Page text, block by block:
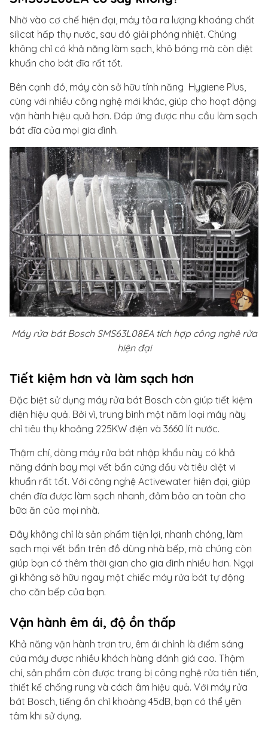
Nhờ vào cơ chế hiện đại, máy tỏa ra lượng khoáng chất
silicat hấp thụ nước, sau đó giải phóng nhiệt. Chúng
không chỉ có khả năng làm sạch, khô bóng mà còn diệt
khuẩn cho bát đĩa rất tốt.
Bên cạnh đó, máy còn sở hữu tính năng Hygiene Plus,
cùng với nhiều công nghệ mới khác, giúp cho hoạt động
vận hành hiệu quả hơn. Đáp ứng được nhu cầu làm sạch
bát đĩa của mọi gia đình.
Máy rửa bát Bosch SMS63L08EA tích hợp công nghê rửa
hiện đại
Tiết kiệm hơn và làm sạch hơn
Đặc biệt sử dụng máy rửa bát Bosch còn giúp tiết kiệm
điện hiệu quả. Bởi vì, trung bình một năm loại máy này
chỉ tiêu thụ khoảng 225KW điện và 3660 lít nước.
Thậm chí, dòng máy rửa bát nhập khẩu này có khả
năng đánh bay mọi vết bẩn cứng đầu và tiêu diệt vi
khuẩn rất tốt. Với công nghệ Activewater hiện đại, giúp
chén đĩa được làm sạch nhanh, đảm bảo an toàn cho
bữa ăn của mọi nhà.
Đây không chỉ là sản phẩm tiện lợi, nhanh chóng, làm
sạch mọi vết bẩn trên đồ dùng nhà bếp, mà chúng còn
giúp bạn có thêm thời gian cho gia đình nhiều hơn. Ngại
gì không sở hữu ngay một chiếc máy rửa bát tự động
cho căn bếp của bạn.
Vận hành êm ái, độ ồn thấp
Khả năng vận hành trơn tru, êm ái chính là điểm sáng
của máy được nhiều khách hàng đánh giá cao. Thậm
chí, sản phẩm còn được trang bị công nghệ rửa tiên tiến,
thiết kế chống rung và cách âm hiệu quả. Với máy rửa
bát Bosch, tiếng ồn chỉ khoảng 45dB, bạn có thể yên
tâm khi sử dụng.